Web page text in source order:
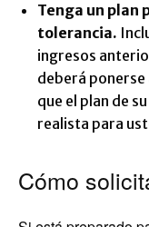
Tenga un plan
tolerancia.
ingresos
deberá ponerse
que el plan de
realista para
Cómo